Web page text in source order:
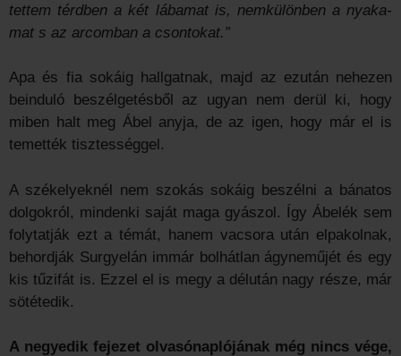
tettem térdben a két lábamat is, nemkülönben a nyaka­
mat s az arcomban a csontokat.”
Apa és fia sokáig hallgatnak, majd az ezután nehezen
beinduló beszélgetésből az ugyan nem derül ki, hogy
miben halt meg Ábel anyja, de az igen, hogy már el is
temették tisztességgel.
A székelyeknél nem szokás sokáig beszélni a bánatos
dolgokról, mindenki saját maga gyászol. Így Ábelék sem
folytatják ezt a témát, hanem vacsora után elpakolnak,
behordják Surgyelán immár bolhátlan ágyneműjét és egy
kis tűzifát is. Ezzel el is megy a délután nagy része, már
sötétedik.
A negyedik fejezet olvasónaplójának még nincs vége,